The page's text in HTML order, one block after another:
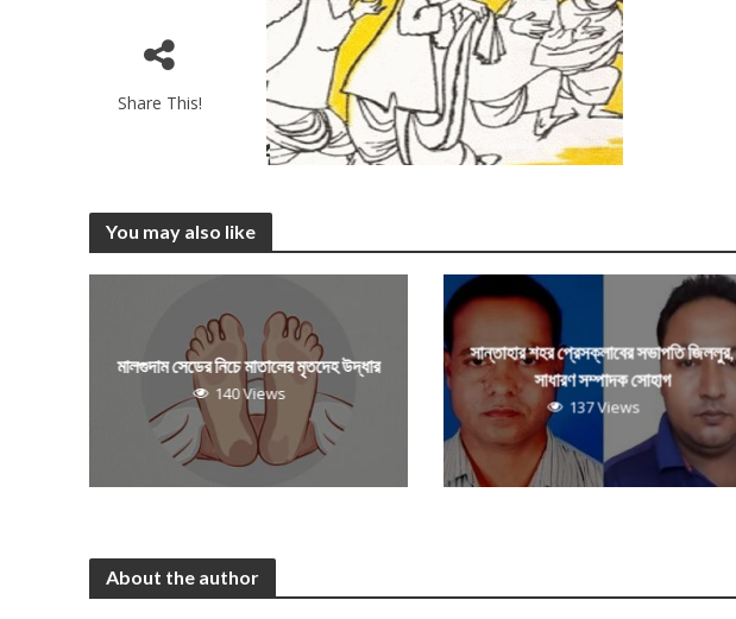
Share This!
You may also like
মালগুদাম সেডের নিচে মাতালের মৃতদেহ উদ্ধার
140 Views
সান্তাহার শহর প্রেসক্লাবের সভাপতি জিললুর,
সাধারণ সম্পাদক সোহাগ
137 Views
About the author